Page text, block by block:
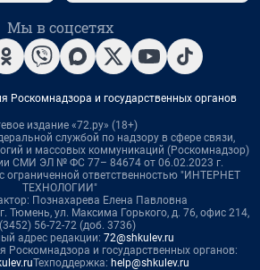
Мы в соцсетях
Роскомнадзора и государственных органов
издание «72.ру» (18+)
службой по надзору в сфере связи,
и массовых коммуникаций (Роскомнадзор)
СМИ ЭЛ № ФС 77– 84674 от 06.02.2023 г.
ограниченной ответственностью "ИНТЕРНЕТ
ТЕХНОЛОГИИ"
Познахарева Елена Павловна
Тюмень, ул. Максима Горького, д. 76, офис 214,
56-72-72 (доб. 3736)
адрес редакции: 72@shkulev.ru
Роскомнадзора и государственных органов:
Техподдержка: help@shkulev.ru